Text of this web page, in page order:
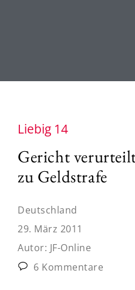
Liebig 14
Gericht
zu Geldstrafe
Deutschland
29. März 2011
Autor: JF-Online
6 Kommentare